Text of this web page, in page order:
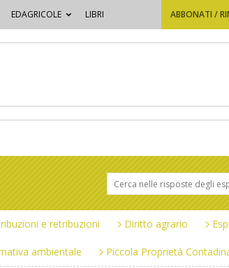
EDAGRICOLE LIBRI ABBONATI /
e retribuzioni Diritto agrario
ambientale Piccola Proprietà